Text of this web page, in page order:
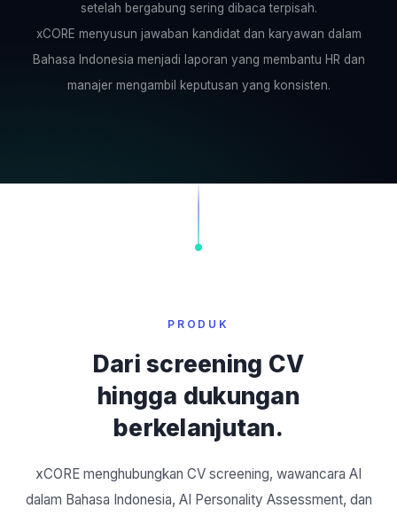
setelah bergabung sering dibaca terpisah.
xCORE menyusun jawaban kandidat dan karyawan dalam
Bahasa Indonesia menjadi laporan yang membantu HR dan
manajer mengambil keputusan yang konsisten.
PRODUK
Dari screening CV
hingga dukungan
berkelanjutan.
xCORE menghubungkan CV screening, wawancara AI
dalam Bahasa Indonesia, AI Personality Assessment, dan